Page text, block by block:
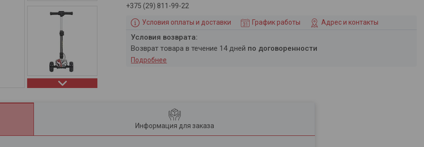
+375 (29) 811-99-22
Условия оплаты и доставки График работы Адрес и контакты
возврат товара в течение 14 дней по договоренности
Подробнее
Информация для заказа